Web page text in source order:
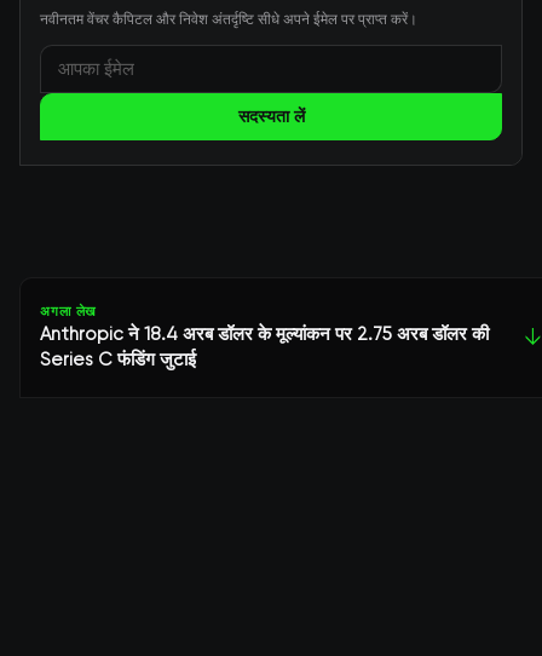
नवीनतम वेंचर कैपिटल और निवेश अंतर्दृष्टि सीधे अपने ईमेल पर प्राप्त करें।
सदस्यता लें
अगला लेख
Anthropic ने 18.4 अरब डॉलर के मूल्यांकन पर 2.75 अरब डॉलर की
Series C फंडिंग जुटाई
↓